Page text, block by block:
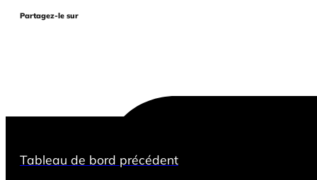
Partagez-le sur
Tableau de bord précédent